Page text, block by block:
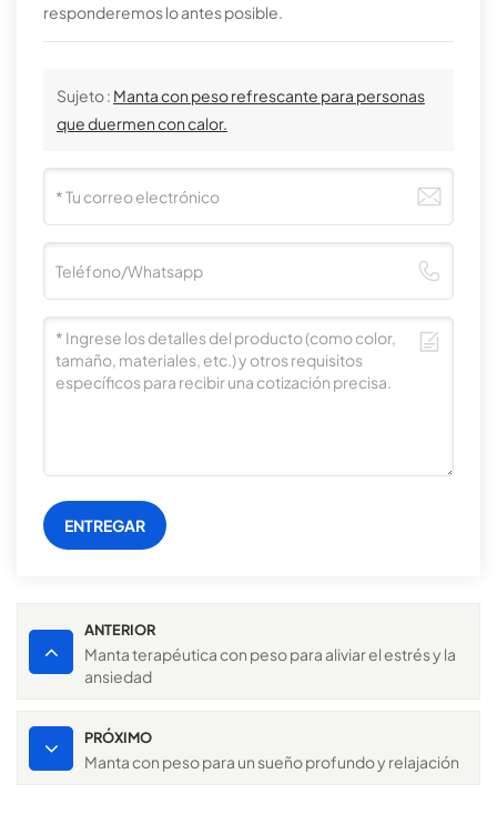
responderemos lo antes posible.
Sujeto : Manta con peso refrescante para personas
que duermen con calor.
ENTREGAR
ANTERIOR
Manta terapéutica con peso para aliviar el estrés y la
ansiedad
PRÓXIMO
Manta con peso para un sueño profundo y relajación